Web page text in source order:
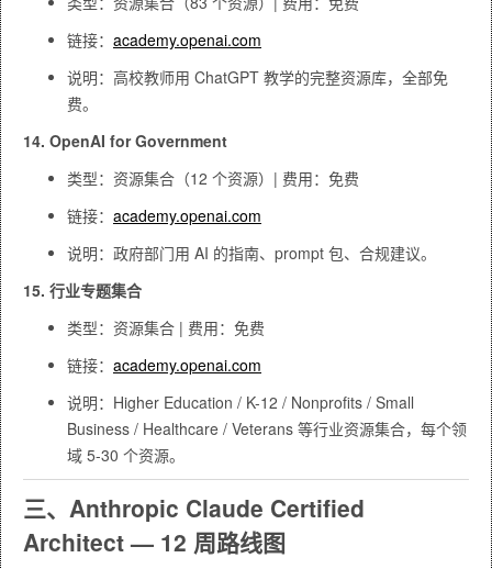
链接： academy.openai.com
说明：高校教师用 ChatGPT 教学的完整资源库，全部免
费。
14. OpenAI for Government
类型：资源集合（12 个资源）| 费用：免费
链接： academy.openai.com
说明：政府部门用 AI 的指南、prompt 包、合规建议。
15. 行业专题集合
类型：资源集合 | 费用：免费
链接： academy.openai.com
说明：Higher Education / K-12 / Nonprofits / Small
Business / Healthcare / Veterans 等行业资源集合，每个领
域 5-30 个资源。
三、Anthropic Claude Certified
Architect — 12 周路线图